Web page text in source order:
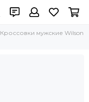
Кроссовки мужские Wilson